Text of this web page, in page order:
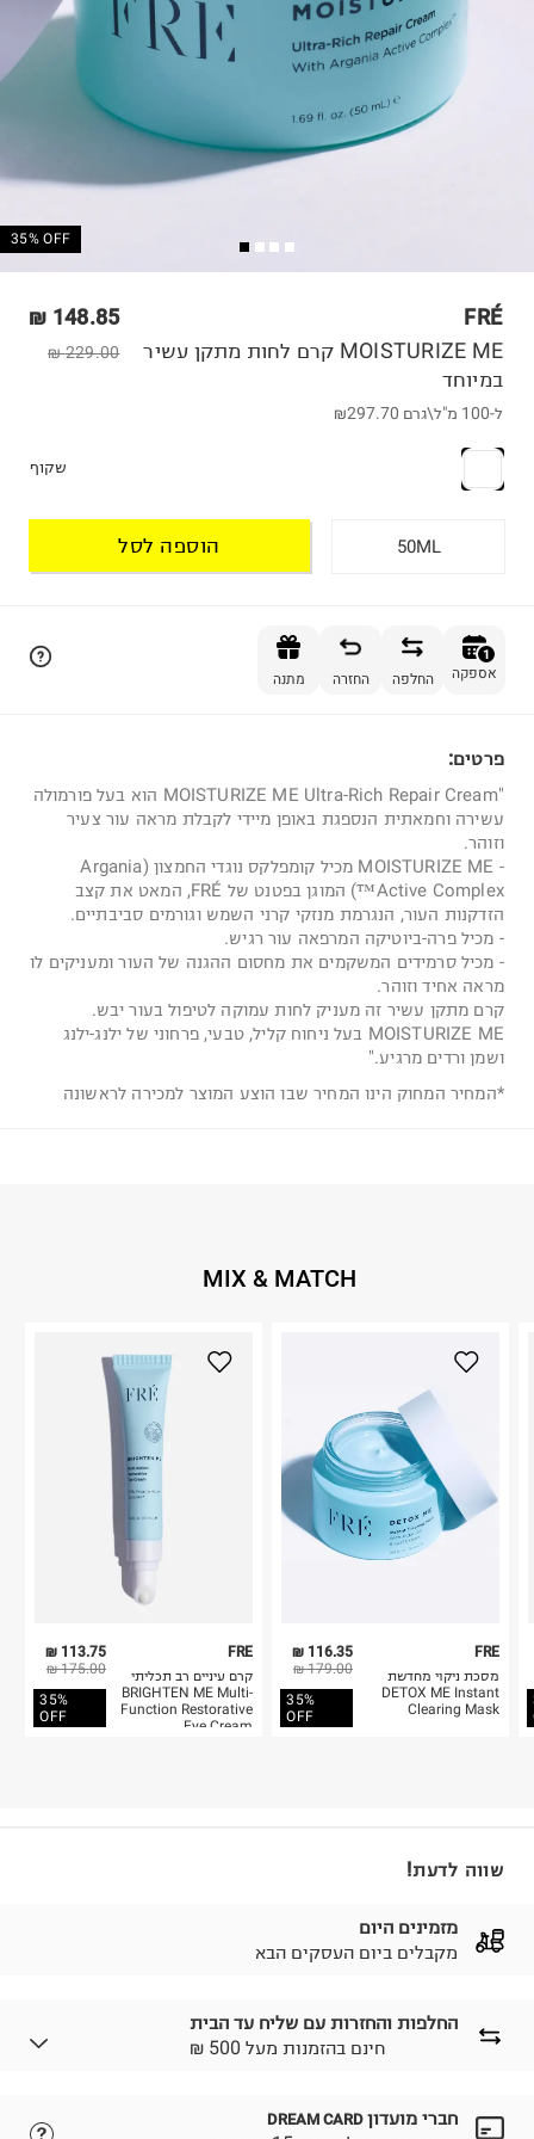
35% OFF
FRÉ
148.85 ₪
229.00 ₪
MOISTURIZE ME קרם לחות מתקן עשיר
במיוחד
₪297.70 ל-100 מ"ל\גרם
שקוף
50ML הוספה לסל
1
אספקה החלפה החזרה מתנה
פרטים:
"MOISTURIZE ME Ultra-Rich Repair Cream הוא בעל פורמולה
עשירה וחמאתית הנספגת באופן מיידי לקבלת מראה עור צעיר
וזוהר.
- MOISTURIZE ME מכיל קומפלקס נוגדי החמצון (Argania
Active Complex™) המוגן בפטנט של FRÉ, המאט את קצב
הזדקנות העור, הנגרמת מנזקי קרני השמש וגורמים סביבתיים.
- מכיל פרה-ביוטיקה המרפאה עור רגיש.
- מכיל סרמידים המשקמים את מחסום ההגנה של העור ומעניקים לו
מראה אחיד וזוהר.
קרם מתקן עשיר זה מעניק לחות עמוקה לטיפול בעור יבש.
MOISTURIZE ME בעל ניחוח קליל, טבעי, פרחוני של ילנג-ילנג
ושמן ורדים מרגיע."
*המחיר המחוק הינו המחיר שבו הוצע המוצר למכירה לראשונה
MIX & MATCH
113.75 ₪
175.00 ₪
35%
OFF
FRE
קרם עיניים רב תכליתי
BRIGHTEN ME Multi-
Function Restorative
Eye Cream
116.35 ₪
179.00 ₪
35%
OFF
FRE
מסכת ניקוי מחדשת
DETOX ME Instant
Clearing Mask
שווה לדעת!
מזמינים היום
מקבלים ביום העסקים הבא
החלפות והחזרות עם שליח עד הבית
₪ חינם בהזמנות מעל 500
לבחירת בשיטת המשלוח המתאימה לכם,
חברי מועדון DREAM CARD